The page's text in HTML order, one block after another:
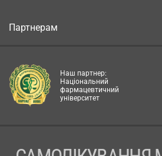
Партнерам
Наш партнер:
Національний
фармацевтичний
університет